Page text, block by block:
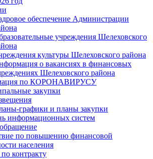
обеспечение Администрации
учреждения Шелеховского
культуры Шелеховского района
о вакансиях в финансовых
Шелеховского района
по КОРОНАВИРУСУ
закупки
графики и планы закупки
информационных систем
по повышению финансовой
населения
контракту